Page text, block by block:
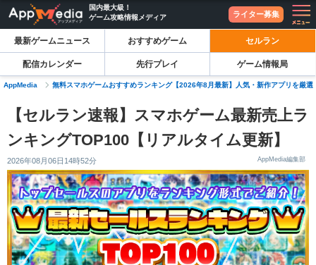
国内最大級！
ゲーム攻略情報メディア
ライター募集
最新ゲームニュース おすすめゲーム セルラン
配信カレンダー 先行プレイ ゲーム情報局
AppMedia 無料スマホゲームおすすめランキング【2026年8月最新】人気・新作アプリを厳選
【セルラン速報】スマホゲーム最新売上ラ
ンキングTOP100【リアルタイム更新】
2026年08月06日14時52分 AppMedia編集部